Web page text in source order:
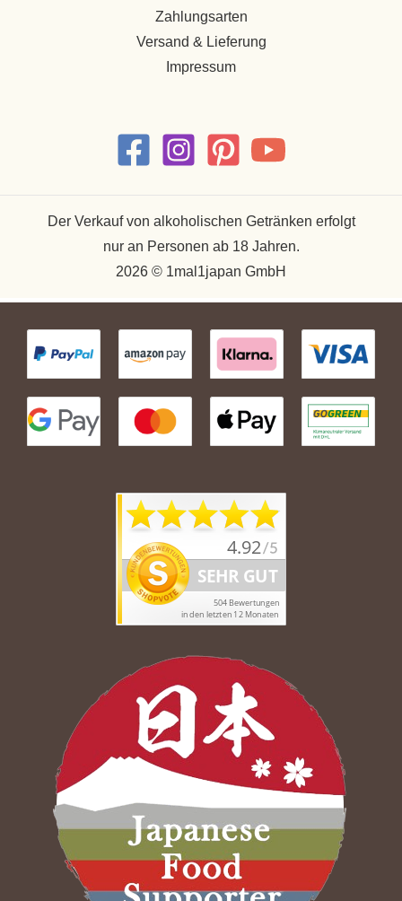
Zahlungsarten
Versand & Lieferung
Impressum
Der Verkauf von alkoholischen Getränken erfolgt
nur an Personen ab 18 Jahren.
2026 © 1mal1japan GmbH